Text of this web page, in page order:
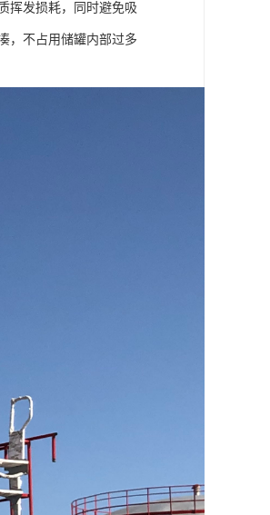
挥发损耗，同时避免吸
，不占用储罐内部过多